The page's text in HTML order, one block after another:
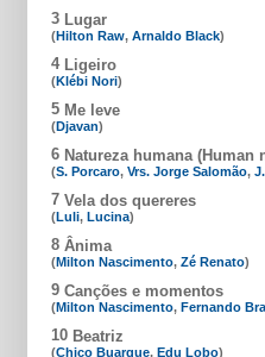
3 Lugar
(Hilton Raw, Arnaldo Black)
4 Ligeiro
(Klébi Nori)
5 Me leve
(Djavan)
6 Natureza humana (Human
(S. Porcaro, Vrs. Jorge Salomão,
7 Vela dos quereres
(Luli, Lucina)
8 Ânima
(Milton Nascimento, Zé Renato)
9 Canções e momentos
(Milton Nascimento, Fernando
10 Beatriz
(Chico Buarque, Edu Lobo)